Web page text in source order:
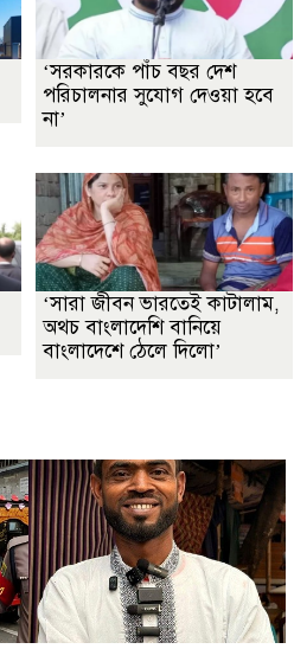
‘সরকারকে পাঁচ বছর দেশ
পরিচালনার সুযোগ দেওয়া হবে
না’
‘সারা জীবন ভারতেই কাটালাম,
অথচ বাংলাদেশি বানিয়ে
বাংলাদেশে ঠেলে দিলো’